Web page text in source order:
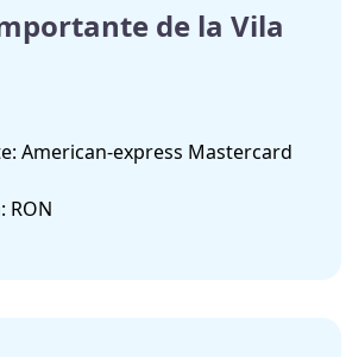
de la Vila
American-express Mastercard
RON